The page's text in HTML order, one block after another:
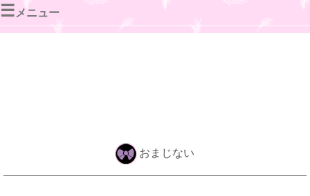
☰ メニュー
おまじない